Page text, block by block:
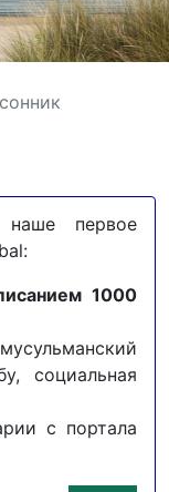
наше первое
1000
социальная
с портала